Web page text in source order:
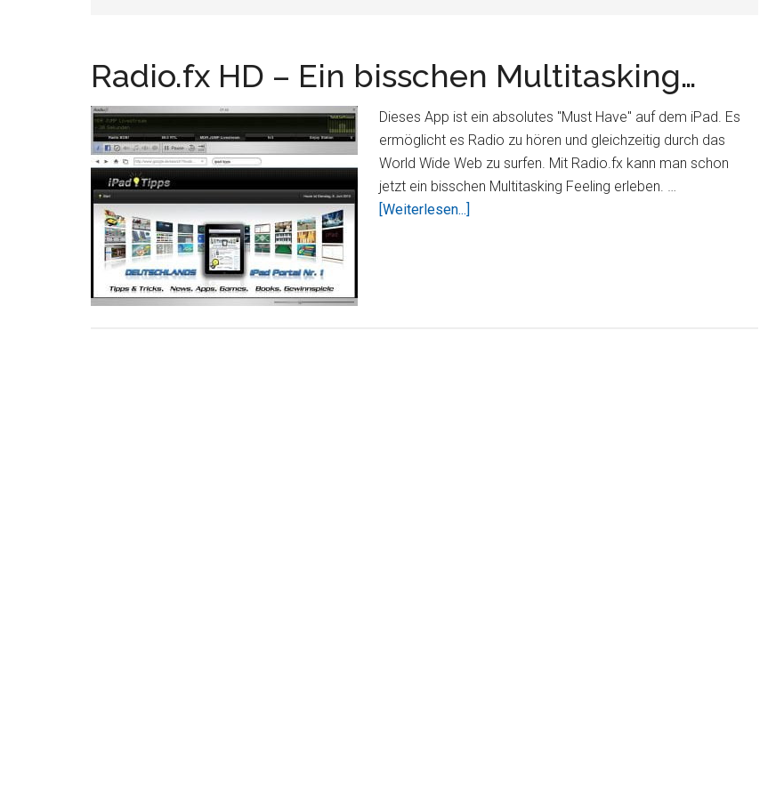
Radio.fx HD – Ein bisschen Multitasking…
Dieses App ist ein absolutes "Must Have" auf dem iPad. Es
ermöglicht es Radio zu hören und gleichzeitig durch das
World Wide Web zu surfen. Mit Radio.fx kann man schon
jetzt ein bisschen Multitasking Feeling erleben. …
[Weiterlesen...]